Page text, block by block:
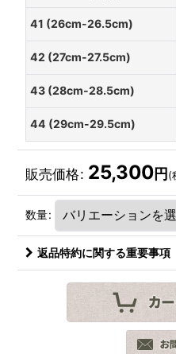
41 (26cm-26.5cm)
42 (27cm-27.5cm)
43 (28cm-28.5cm)
44 (29cm-29.5cm)
販売価格: 25,300円(
数量:
返品特約に関する重要事項